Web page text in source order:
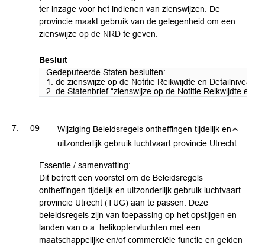
ter inzage voor het indienen van zienswijzen. De
provincie maakt gebruik van de gelegenheid om een
zienswijze op de NRD te geven.
Besluit
Gedeputeerde Staten besluiten:
1. de zienswijze op de Notitie Reikwijdte en Detailniveau
2. de Statenbrief “zienswijze op de Notitie Reikwijdte en
09
Wijziging Beleidsregels ontheffingen tijdelijk en
uitzonderlijk gebruik luchtvaart provincie Utrecht
Essentie / samenvatting:
Dit betreft een voorstel om de Beleidsregels
ontheffingen tijdelijk en uitzonderlijk gebruik luchtvaart
provincie Utrecht (TUG) aan te passen. Deze
beleidsregels zijn van toepassing op het opstijgen en
landen van o.a. helikoptervluchten met een
maatschappelijke en/of commerciële functie en gelden